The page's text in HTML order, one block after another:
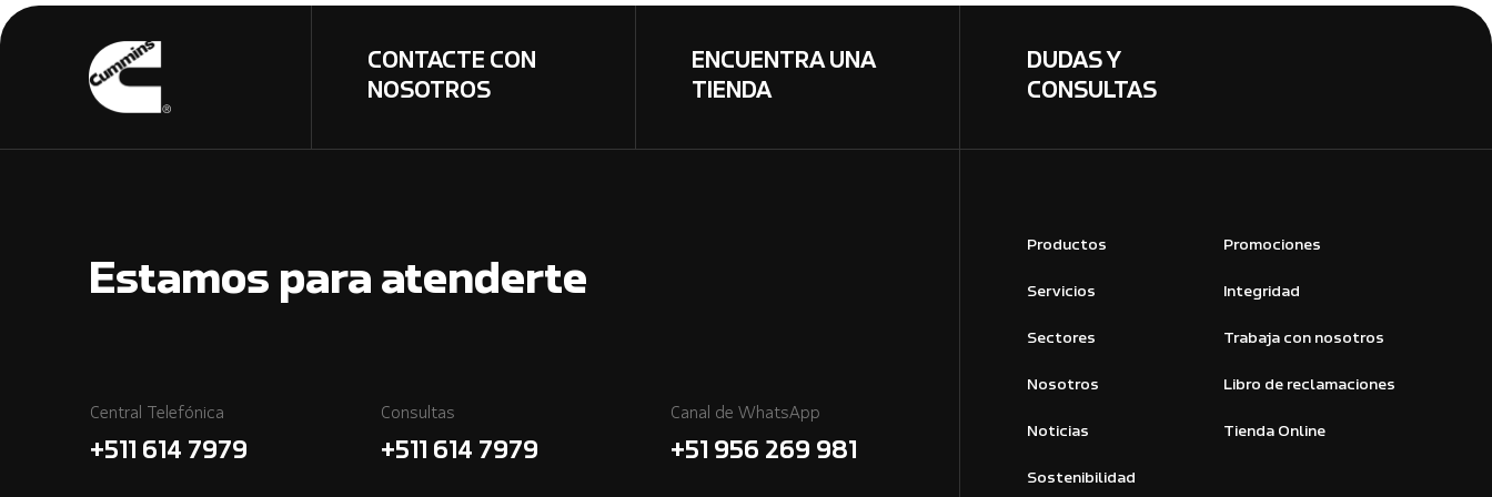
CONTACTE CON
NOSOTROS
ENCUENTRA UNA
TIENDA
DUDAS Y
CONSULTAS
Estamos para atenderte
Central Telefónica
+511 614 7979
Consultas
+511 614 7979
Canal de WhatsApp
+51 956 269 981
Productos
Servicios
Sectores
Nosotros
Noticias
Sostenibilidad
Promociones
Integridad
Trabaja con nosotros
Libro de reclamaciones
Tienda Online